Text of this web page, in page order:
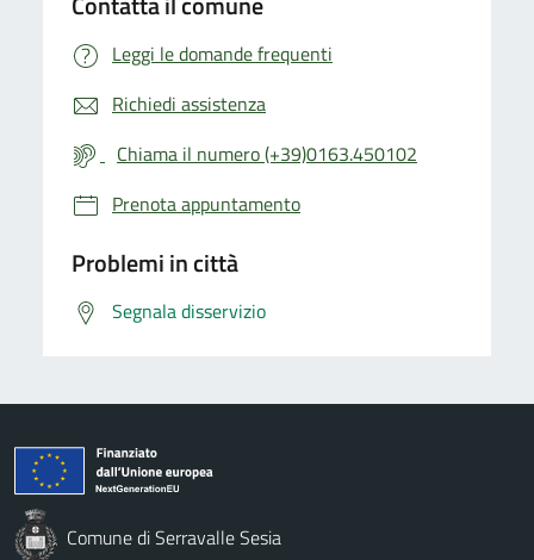
Leggi le domande frequenti
Richiedi assistenza
Chiama il numero (+39)0163.450102
Prenota appuntamento
Problemi in città
Segnala disservizio
Comune di Serravalle Sesia